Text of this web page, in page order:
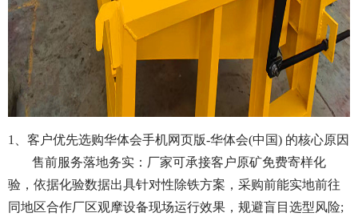
1、客户优先选购华体会手机网页版-华体会(中国) 的核心原因
售前服务落地务实：厂家可承接客户原矿免费寄样化
验，依据化验数据出具针对性除铁方案，采购前能实地前往
同地区合作厂区观摩设备现场运行效果，规避盲目选型风险;